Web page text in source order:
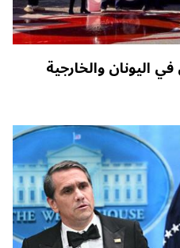
اليونان والخارجية